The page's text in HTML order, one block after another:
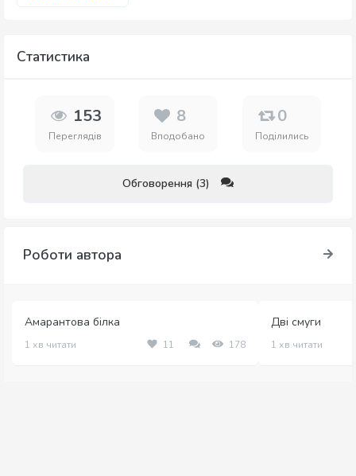
Статистика
153
Переглядів
8
Вподобано
0
Поділились
Обговорення (3)
Роботи автора
Амарантова білка
1 хв читати 11 178
Дві смуги
1 хв читати